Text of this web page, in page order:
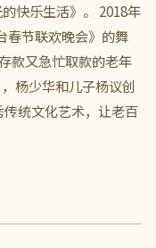
快乐生活》。 2018年
春节联欢晚会》的舞
款又急忙取款的老年
杨少华和儿子杨议创
统文化艺术，让老百